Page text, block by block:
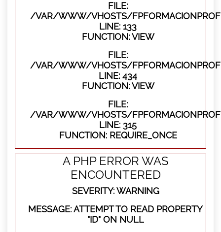
FILE:
/VAR/WWW/VHOSTS/
LINE: 133
FUNCTION: VIEW
FILE:
/VAR/WWW/VHOSTS/
LINE: 434
FUNCTION: VIEW
FILE:
/VAR/WWW/VHOSTS/
LINE: 315
FUNCTION: REQUIRE_ONCE
A PHP ERROR WAS
ENCOUNTERED
SEVERITY: WARNING
MESSAGE: ATTEMPT TO READ PROPERTY
"ID" ON NULL